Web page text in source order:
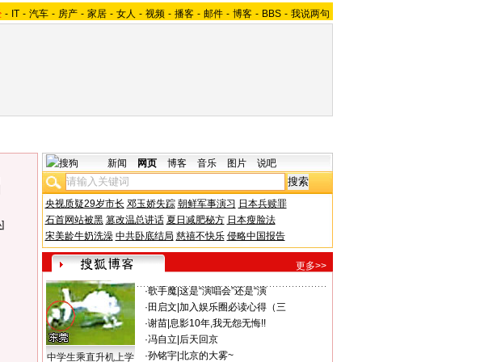
- IT - 汽车 - 房产 - 家居 - 女人 - 视频 - 播客 - 邮件 - 博客 - BBS - 我说两句
]
新闻 网页 博客 音乐 图片 说吧
央视质疑29岁市长 邓玉娇失踪 朝鲜军事演习 日本兵赎罪
石首网站被黑 篡改温总讲话 夏日减肥秘方 日本瘦脸法
宋美龄牛奶洗澡 中共卧底结局 慈禧不快乐 侵略中国报告
更多>>
中学生乘直升机上学
·歌手魔| 这是“演唱会”还是“演
· 田启文 加入娱乐圈必读心得（三
·谢苗| 息影10年,我无怨无悔!!
·冯自立 后天回京
·孙铭宇| 北京的大雾~